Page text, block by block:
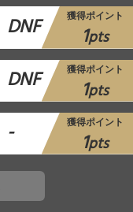
DNF 獲得ポイント
1pts
DNF 獲得ポイント
1pts
- 獲得ポイント
1pts